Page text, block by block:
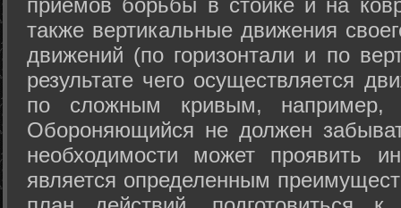
приемов борьбы в стойке и на
также вертикальные движения
движений (по горизонтали и по
результате чего осуществляется
по сложным кривым, например,
Обороняющийся не должен
необходимости может проявить
является определенным